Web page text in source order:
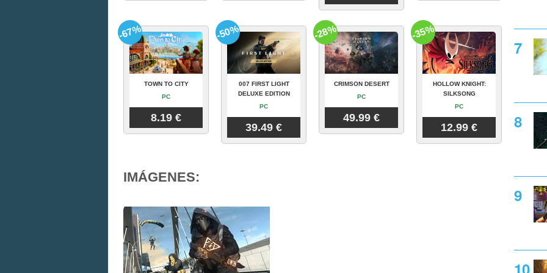
TOWN TO CITY
PC
8.19 €
-67%
007 FIRST LIGHT
DELUXE EDITION
PC
39.49 €
-50%
CRIMSON DESERT
PC
49.99 €
-28%
HOLLOW KNIGHT:
SILKSONG
PC
12.99 €
-35%
IMÁGENES: